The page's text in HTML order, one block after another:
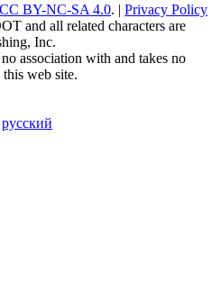
CC BY-NC-SA 4.0. | Privacy Policy
and all related characters are
Inc.
association with and takes no
web site.
русский